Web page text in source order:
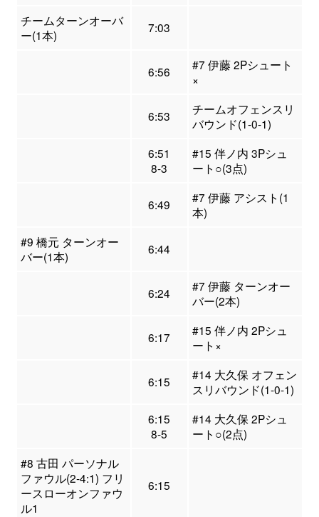
チームターンオーバ
ー(1本)
7:03
6:56
#7 伊藤 2Pシュート
×
6:53
チームオフェンスリ
バウンド(1-0-1)
6:51
8-3
#15 伴ノ内 3Pシュ
ート○(3点)
6:49
#7 伊藤 アシスト(1
本)
#9 橋元 ターンオー
バー(1本)
6:44
6:24
#7 伊藤 ターンオー
バー(2本)
6:17
#15 伴ノ内 2Pシュ
ート×
6:15
#14 大久保 オフェン
スリバウンド(1-0-1)
6:15
8-5
#14 大久保 2Pシュ
ート○(2点)
#8 古田 パーソナル
ファウル(2-4:1) フリ
ースローオンファウ
ル1
6:15